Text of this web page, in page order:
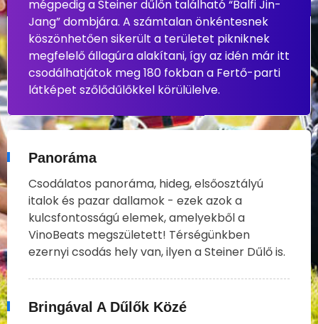
mégpedig a Steiner dűlőn található “Balfi Jin-
Jang” dombjára. A számtalan önkéntesnek
köszönhetően sikerült a területet pikniknek
megfelelő állagúra alakítani, így az idén már itt
csodálhatjátok meg 180 fokban a Fertő-parti
látképet szőlődűlőkkel körülülelve.
Panoráma
Csodálatos panoráma, hideg, elsőosztályú
italok és pazar dallamok - ezek azok a
kulcsfontosságú elemek, amelyekből a
VinoBeats megszületett! Térségünkben
ezernyi csodás hely van, ilyen a Steiner Dűlő is.
Bringával A Dűlők Közé